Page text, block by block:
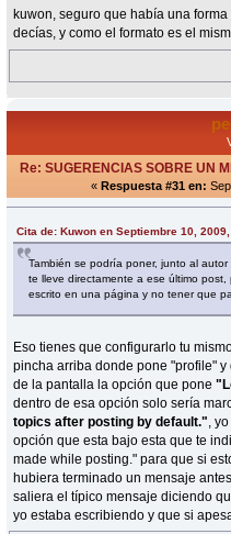
kuwon, seguro que había una
decías, y como el formato es el
Re: SUGERENCIAS SOBRE UN
« Respuesta #31 en:
Cita de: Kuwon en Septiembre 10,
También se podría poner, junto al
te lleve directamente a ese último
escrito en una página y no tener que
Eso tienes que configurarlo tu
pincha arriba donde pone "profile"
de la pantalla la opción que pone
dentro de esa opción solo sería
topics after posting by default." ,
opción que esta bajo esta que te
made while posting." para que si
hubiera terminado un mensaje
saliera el típico mensaje diciendo
yo estaba escribiendo y que si